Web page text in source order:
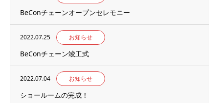
BeConチェーンオープンセレモニー
2022.07.25 お知らせ
BeConチェーン竣工式
2022.07.04 お知らせ
ショールームの完成！